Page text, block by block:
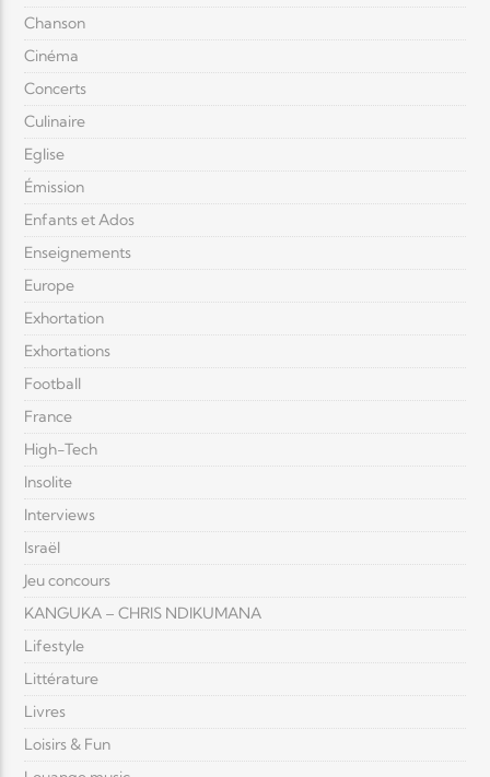
Chanson
Cinéma
Concerts
Culinaire
Eglise
Émission
Enfants et Ados
Enseignements
Europe
Exhortation
Exhortations
Football
France
High-Tech
Insolite
Interviews
Israël
Jeu concours
KANGUKA – CHRIS NDIKUMANA
Lifestyle
Littérature
Livres
Loisirs & Fun